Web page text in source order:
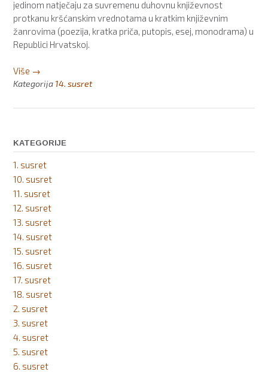
jedinom natječaju za suvremenu duhovnu književnost
protkanu kršćanskim vrednotama u kratkim književnim
žanrovima (poezija, kratka priča, putopis, esej, monodrama) u
Republici Hrvatskoj.
Više “Raspisan
natječaj
14.
2022.”
→
Kategorija 14. susret
KATEGORIJE
1. susret
10. susret
11. susret
12. susret
13. susret
14. susret
15. susret
16. susret
17. susret
18. susret
2. susret
3. susret
4. susret
5. susret
6. susret